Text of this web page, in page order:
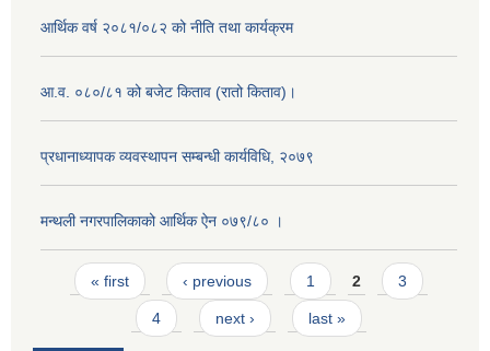
आर्थिक वर्ष २०८१/०८२ को नीति तथा कार्यक्रम
आ.व. ०८०/८१ को बजेट किताव (रातो किताव)।
प्रधानाध्यापक व्यवस्थापन सम्बन्धी कार्यविधि, २०७९
मन्थली नगरपालिकाको आर्थिक ऐन ०७९/८० ।
Pages
« first ‹ previous 1 2 3
4 next › last »